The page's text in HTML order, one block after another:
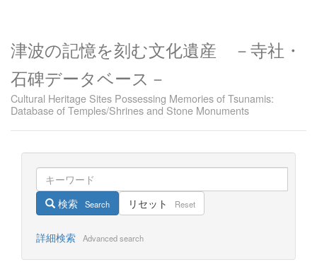
津波の記憶を刻む文化遺産 －寺社・
石碑データベース－
Cultural Heritage Sites Possessing Memories of Tsunamis:
Database of Temples/Shrines and Stone Monuments
検索 Search リセット Reset
詳細検索 Advanced search